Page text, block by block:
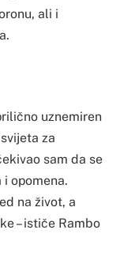
ali i
uznemiren
za
sam da se
opomena.
na život, a
– ističe Rambo